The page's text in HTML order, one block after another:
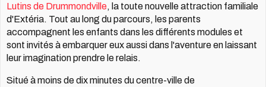
Lutins de Drummondville, la toute nouvelle attraction familiale
d'Extéria. Tout au long du parcours, les parents
accompagnent les enfants dans les différents modules et
sont invités à embarquer eux aussi dans l'aventure en laissant
leur imagination prendre le relais.
Situé à moins de dix minutes du centre-ville de